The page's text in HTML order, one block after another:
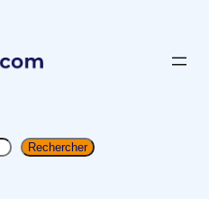
Rechercher